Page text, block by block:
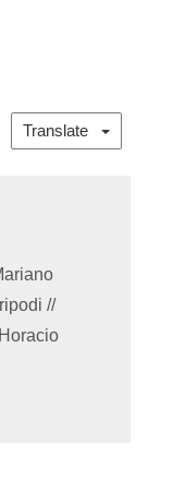
Translate
//
Horacio